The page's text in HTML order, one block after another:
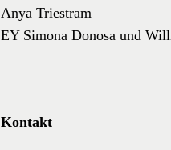
Anya Triestram
EY Simona Donosa und
Kontakt